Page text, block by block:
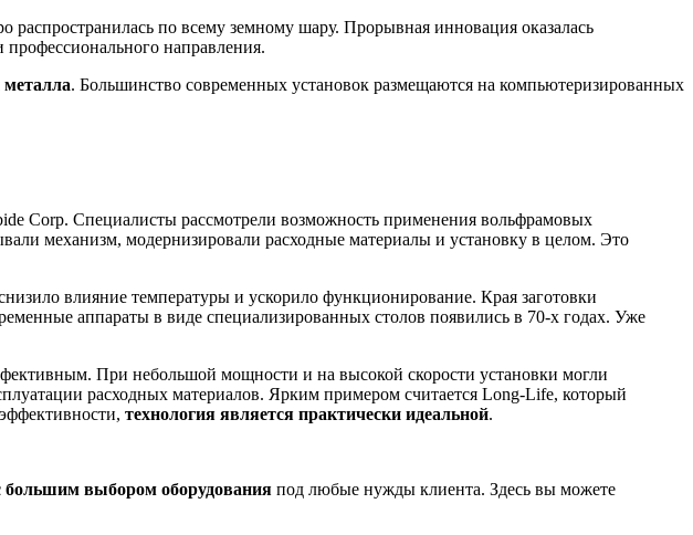
по всему земному шару. Прорывная инновация оказалась
профессионального направления.
. Большинство современных установок размещаются на компьютеризированных
Corp. Специалисты рассмотрели возможность применения вольфрамовых
механизм, модернизировали расходные материалы и установку в целом. Это
влияние температуры и ускорило функционирование. Края заготовки
аппараты в виде специализированных столов появились в 70-х годах. Уже
При небольшой мощности и на высокой скорости установки могли
расходных материалов. Ярким примером считается Long-Life, который
технология является практически идеальной.
большим выбором оборудования под любые нужды клиента. Здесь вы можете